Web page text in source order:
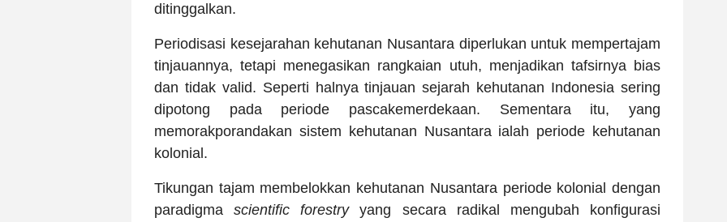
ditinggalkan.
Periodisasi kesejarahan kehutanan Nusantara diperlukan untuk mempertajam
tinjauannya, tetapi menegasikan rangkaian utuh, menjadikan tafsirnya bias
dan tidak valid. Seperti halnya tinjauan sejarah kehutanan Indonesia sering
dipotong pada periode pascakemerdekaan. Sementara itu, yang
memorakporandakan sistem kehutanan Nusantara ialah periode kehutanan
kolonial.
Tikungan tajam membelokkan kehutanan Nusantara periode kolonial dengan
paradigmascientific forestryyang secara radikal mengubah konfigurasi